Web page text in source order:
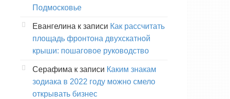
Подмосковье
Евангелина к записи Как рассчитать
площадь фронтона двухскатной
крыши: пошаговое руководство
Серафима к записи Каким знакам
зодиака в 2022 году можно смело
открывать бизнес